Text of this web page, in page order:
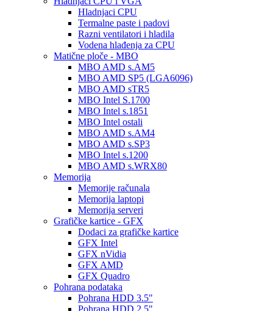
Hladnjaci CPU
Termalne paste i padovi
Razni ventilatori i hladila
Vodena hlađenja za CPU
Matične ploče - MBO
MBO AMD s.AM5
MBO AMD SP5 (LGA6096)
MBO AMD sTR5
MBO Intel S.1700
MBO Intel s.1851
MBO Intel ostali
MBO AMD s.AM4
MBO AMD s.SP3
MBO Intel s.1200
MBO AMD s.WRX80
Memorija
Memorije računala
Memorija laptopi
Memorija serveri
Grafičke kartice - GFX
Dodaci za grafičke kartice
GFX Intel
GFX nVidia
GFX AMD
GFX Quadro
Pohrana podataka
Pohrana HDD 3.5"
Pohrana HDD 2.5"